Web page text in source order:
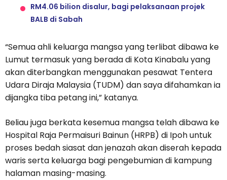
RM4.06 bilion disalur, bagi pelaksanaan projek
BALB di Sabah
“Semua ahli keluarga mangsa yang terlibat dibawa ke
Lumut termasuk yang berada di Kota Kinabalu yang
akan diterbangkan menggunakan pesawat Tentera
Udara Diraja Malaysia (TUDM) dan saya difahamkan ia
dijangka tiba petang ini,” katanya.
Beliau juga berkata kesemua mangsa telah dibawa ke
Hospital Raja Permaisuri Bainun (HRPB) di Ipoh untuk
proses bedah siasat dan jenazah akan diserah kepada
waris serta keluarga bagi pengebumian di kampung
halaman masing-masing.